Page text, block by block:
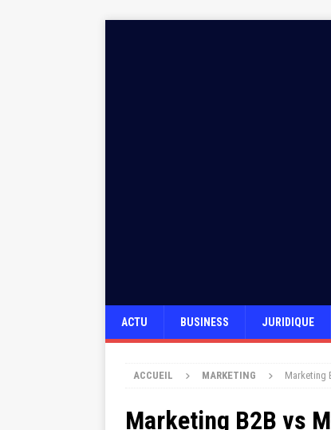
ACTU BUSINESS JURIDIQUE
ACCUEIL MARKETING Marketing
Marketing B2B vs